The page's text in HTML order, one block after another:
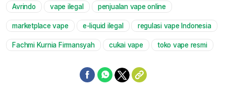
Avrindo vape ilegal penjualan vape online
marketplace vape e-liquid ilegal regulasi vape Indonesia
Fachmi Kurnia Firmansyah cukai vape toko vape resmi